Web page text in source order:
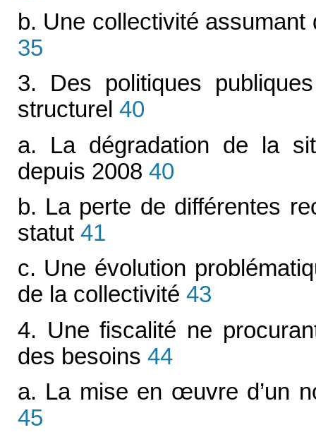
b. Une collectivité
35
3. Des politiques
structurel 40
a. La dégradation de la
depuis 2008 40
b. La perte de différentes
statut41
c. Une évolution
de la collectivité 43
4. Une fiscalité ne
des besoins 44
a. La mise en œuvre d’un
45